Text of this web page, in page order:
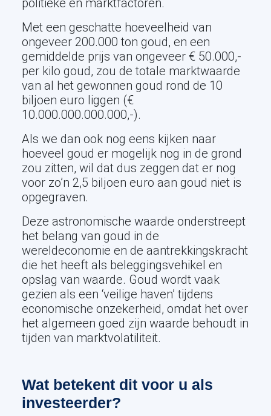
politieke en marktfactoren.
Met een geschatte hoeveelheid van
ongeveer 200.000 ton goud, en een
gemiddelde prijs van ongeveer € 50.000,-
per kilo goud, zou de totale marktwaarde
van al het gewonnen goud rond de 10
biljoen euro liggen (€
10.000.000.000.000,-).
Als we dan ook nog eens kijken naar
hoeveel goud er mogelijk nog in de grond
zou zitten, wil dat dus zeggen dat er nog
voor zo’n 2,5 biljoen euro aan goud niet is
opgegraven.
Deze astronomische waarde onderstreept
het belang van goud in de
wereldeconomie en de aantrekkingskracht
die het heeft als beleggingsvehikel en
opslag van waarde. Goud wordt vaak
gezien als een ‘veilige haven’ tijdens
economische onzekerheid, omdat het over
het algemeen goed zijn waarde behoudt in
tijden van marktvolatiliteit.
Wat betekent dit voor u als
investeerder?